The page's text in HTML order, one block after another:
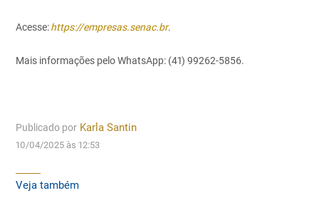
Acesse:https://empresas.senac.br.
Mais informações pelo WhatsApp: (41) 99262-5856.
Publicado por Karla Santin
10/04/2025 às 12:53
Veja também